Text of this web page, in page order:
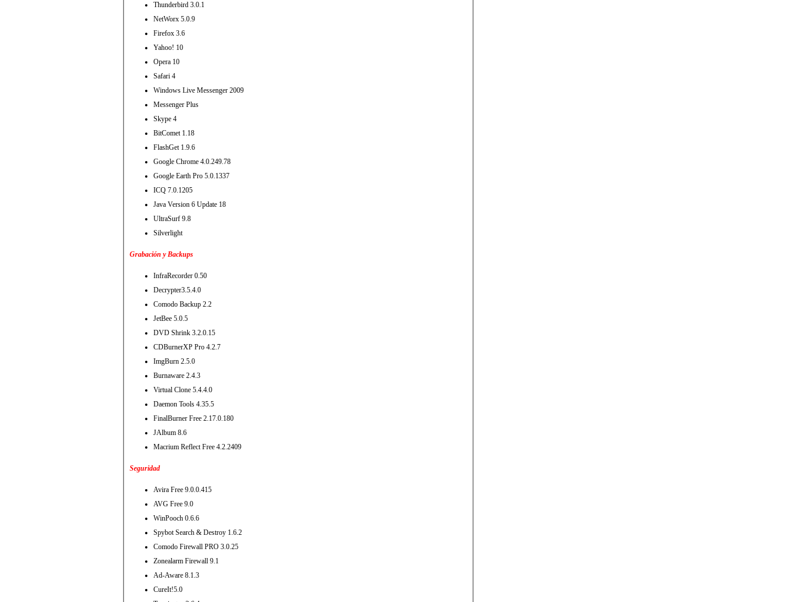
Thunderbird 3.0.1
NetWorx 5.0.9
Firefox 3.6
Yahoo! 10
Opera 10
Safari 4
Windows Live Messenger 2009
Messenger Plus
Skype 4
BitComet 1.18
FlashGet 1.9.6
Google Chrome 4.0.249.78
Google Earth Pro 5.0.1337
ICQ 7.0.1205
Java Version 6 Update 18
UltraSurf 9.8
Silverlight
Grabación y Backups
InfraRecorder 0.50
Decrypter3.5.4.0
Comodo Backup 2.2
JetBee 5.0.5
DVD Shrink 3.2.0.15
CDBurnerXP Pro 4.2.7
ImgBurn 2.5.0
Burnaware 2.4.3
Virtual Clone 5.4.4.0
Daemon Tools 4.35.5
FinalBurner Free 2.17.0.180
JAlbum 8.6
Macrium Reflect Free 4.2.2409
Seguridad
Avira Free 9.0.0.415
AVG Free 9.0
WinPooch 0.6.6
Spybot Search & Destroy 1.6.2
Comodo Firewall PRO 3.0.25
Zonealarm Firewall 9.1
Ad-Aware 8.1.3
CureIt!5.0